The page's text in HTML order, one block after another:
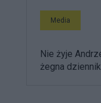
Media
Nie żyje
żegna